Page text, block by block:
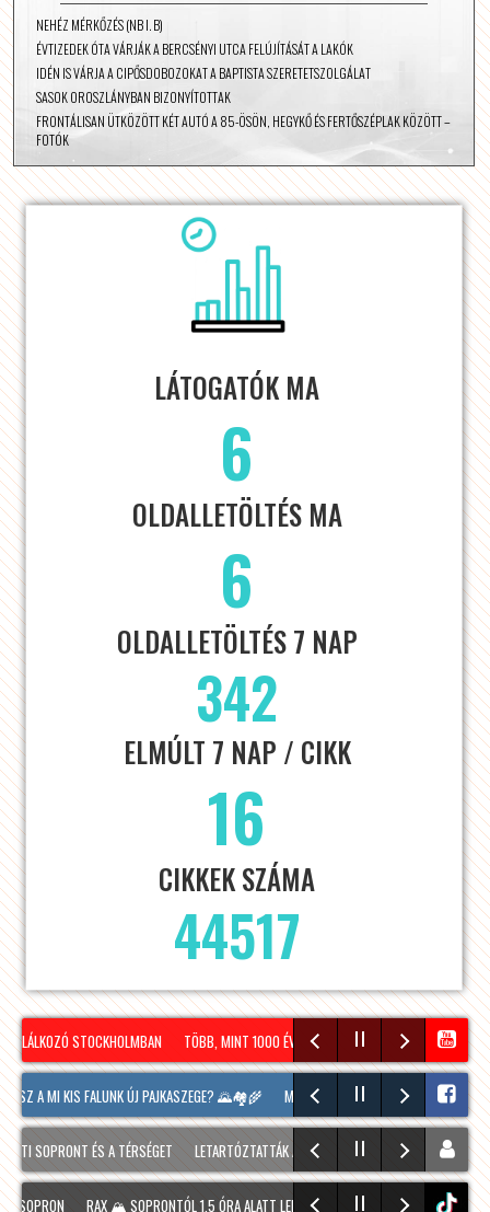
NEHÉZ MÉRKŐZÉS (NB I. B)
ÉVTIZEDEK ÓTA VÁRJÁK A BERCSÉNYI UTCA FELÚJÍTÁSÁT A LAKÓK
IDÉN IS VÁRJA A CIPŐSDOBOZOKAT A BAPTISTA SZERETETSZOLGÁLAT
SASOK OROSZLÁNYBAN BIZONYÍTOTTAK
FRONTÁLISAN ÜTKÖZÖTT KÉT AUTÓ A 85-ÖSÖN, HEGYKŐ ÉS FERTŐSZÉPLAK KÖZÖTT –
FOTÓK
LÁTOGATÓK MA
6
OLDALLETÖLTÉS MA
6
OLDALLETÖLTÉS 7 NAP
342
ELMÚLT 7 NAP / CIKK
16
CIKKEK SZÁMA
44517
STOCKHOLMBAN TÖBB, MINT 1000 ÉVES REJTÉLY NAGYLÓZS HATÁRÁBAN!
A MI KIS FALUNK ÚJ PAJKASZEGE? 🌄🏘️🌾 MA IS TART MÉG A SOPRONI
SOPRONT ÉS A TÉRSÉGET LETARTÓZTATTÁK A FIATALT, AKI KIS HÍJÁN MEGÖLT EGY
RAX 🏔️ SOPRONTÓL 1,5 ÓRA ALATT LEHET ELJUTNI IDE. A TÚRA A PREINERtiktok